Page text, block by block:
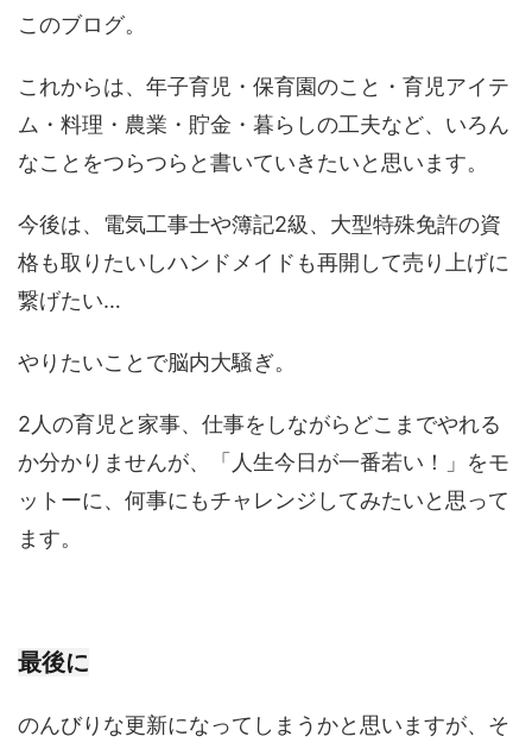
このブログ。
これからは、年子育児・保育園のこと・育児アイテ
ム・料理・農業・貯金・暮らしの工夫など、いろん
なことをつらつらと書いていきたいと思います。
今後は、電気工事士や簿記2級、大型特殊免許の資
格も取りたいしハンドメイドも再開して売り上げに
繋げたい…
やりたいことで脳内大騒ぎ。
2人の育児と家事、仕事をしながらどこまでやれる
か分かりませんが、「人生今日が一番若い！」をモ
ットーに、何事にもチャレンジしてみたいと思って
ます。
最後に
のんびりな更新になってしまうかと思いますが、そ